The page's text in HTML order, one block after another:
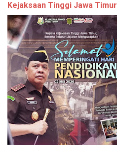
Kejaksaan Tinggi Jawa Timur